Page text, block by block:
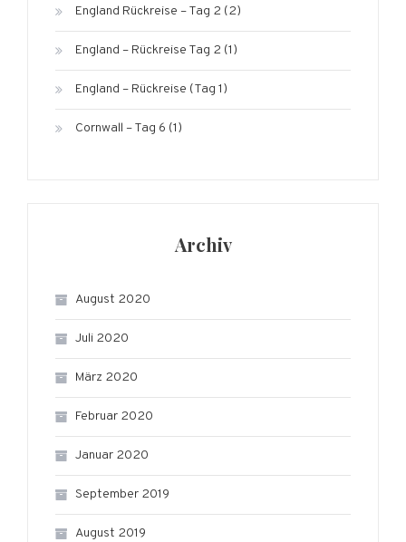
England Rückreise – Tag 2 (2)
England – Rückreise Tag 2 (1)
England – Rückreise (Tag 1)
Cornwall – Tag 6 (1)
Archiv
August 2020
Juli 2020
März 2020
Februar 2020
Januar 2020
September 2019
August 2019